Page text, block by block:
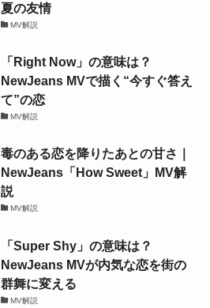
夏の友情
MV解説
「Right Now」の意味は？
NewJeans MVで描く“今すぐ答え
て”の恋
MV解説
毒のある恋を降りたあとの甘さ｜
NewJeans「How Sweet」MV解
説
MV解説
「Super Shy」の意味は？
NewJeans MVが内気な恋を街の
群舞に変える
MV解説